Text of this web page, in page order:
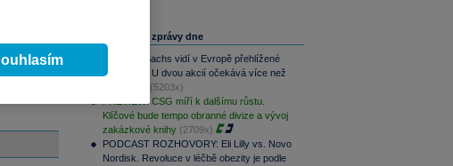
Nejčtenější zprávy dne
Goldman Sachs vidí v Evropě přehlížené
příležitosti. U dvou akcií očekává více než
(5203x)
PREVIEW: CSG míří k dalšímu růstu.
Klíčové bude tempo obranné divize a vývoj
zakázkové knihy (2709x)
PODCAST ROZHOVORY: Eli Lilly vs. Novo
Nordisk. Revoluce v léčbě obezity je podle